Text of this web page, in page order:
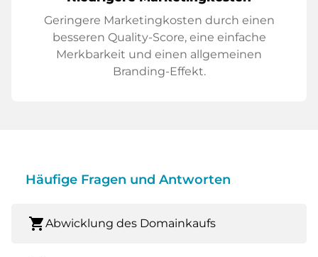
Geringere Marketingkosten durch einen
besseren Quality-Score, eine einfache
Merkbarkeit und einen allgemeinen
Branding-Effekt.
Häufige Fragen und Antworten
shopping_cartAbwicklung des Domainkaufs